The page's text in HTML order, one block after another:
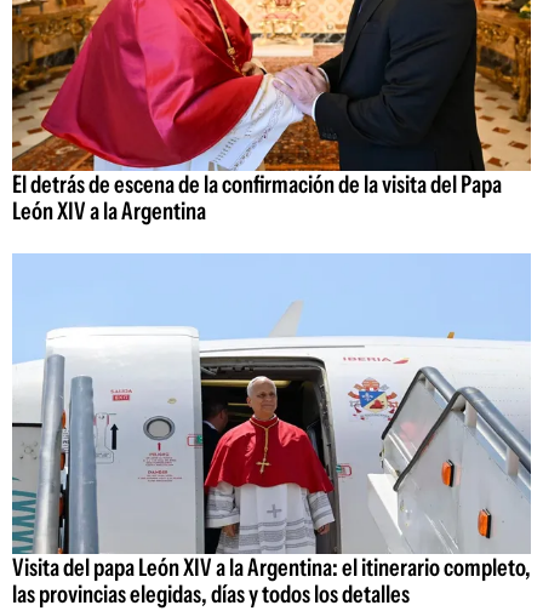
El detrás de escena de la confirmación de la visita del Papa
León XIV a la Argentina
Visita del papa León XIV a la Argentina: el itinerario completo,
las provincias elegidas, días y todos los detalles